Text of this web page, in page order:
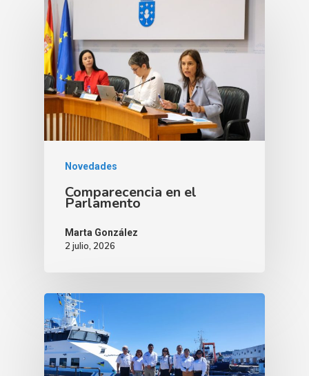
Novedades
Comparecencia en el
Parlamento
Marta González
2 julio, 2026